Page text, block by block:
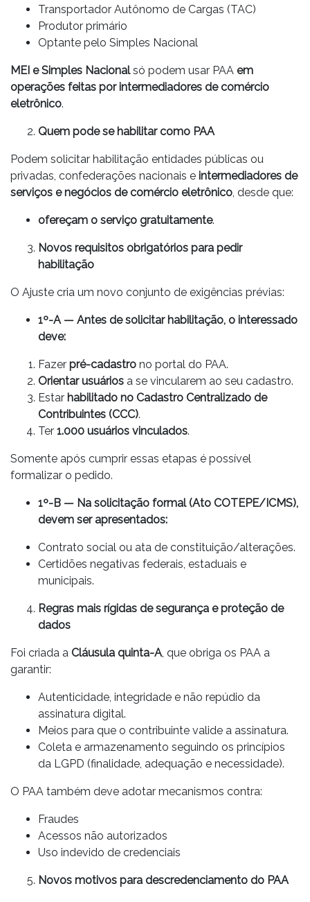
Transportador Autônomo de Cargas (TAC)
Produtor primário
Optante pelo Simples Nacional
MEI e Simples Nacionalsó podem usar PAA em
operações feitas por intermediadores de comércio
eletrônico.
Quem pode se habilitar como PAA
Podem solicitar habilitação entidades públicas ou
privadas, confederações nacionais e intermediadores de
serviços e negócios de comércio eletrônico, desde que:
ofereçam o serviço gratuitamente.
Novos requisitos obrigatórios para pedir
habilitação
O Ajuste cria um novo conjunto de exigências prévias:
1º-A — Antes de solicitar habilitação, o interessado
deve:
Fazer pré-cadastro no portal do PAA.
Orientar usuários a se vincularem ao seu cadastro.
Estar habilitado no Cadastro Centralizado de
Contribuintes (CCC).
Ter 1.000 usuários vinculados.
Somente após cumprir essas etapas é possível
formalizar o pedido.
1º-B — Na solicitação formal (Ato COTEPE/ICMS),
devem ser apresentados:
Contrato social ou ata de constituição/alterações.
Certidões negativas federais, estaduais e
municipais.
Regras mais rígidas de segurança e proteção de
dados
Foi criada a Cláusula quinta-A, que obriga os PAA a
garantir:
Autenticidade, integridade e não repúdio da
assinatura digital.
Meios para que o contribuinte valide a assinatura.
Coleta e armazenamento seguindo os princípios
da LGPD (finalidade, adequação e necessidade).
O PAA também deve adotar mecanismos contra:
Fraudes
Acessos não autorizados
Uso indevido de credenciais
Novos motivos para descredenciamento do PAA